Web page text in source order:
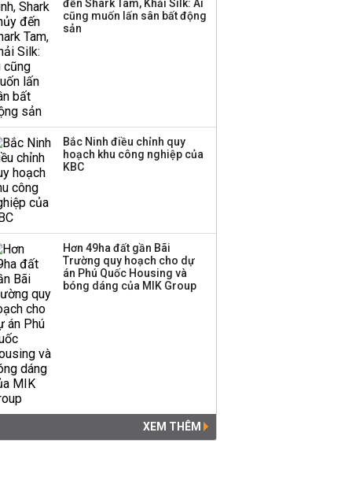
đến Shark Tam, Khải Silk: Ai
cũng muốn lấn sân bất động
sản
Bắc Ninh điều chỉnh quy
hoạch khu công nghiệp của
KBC
Hơn 49ha đất gần Bãi
Trường quy hoạch cho dự
án Phú Quốc Housing và
bóng dáng của MIK Group
XEM THÊM